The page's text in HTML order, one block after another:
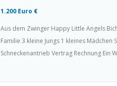
1.200 Euro €
Aus dem Zwinger Happy Little Angels
Familie 3 kleine Jungs 1 kleines
Schneckenantrieb Vertrag Rechnung Ein